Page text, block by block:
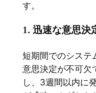
す。
1. 迅速な意思決
短期間でのシステ
意思決定が不可欠
し、3週間以内に